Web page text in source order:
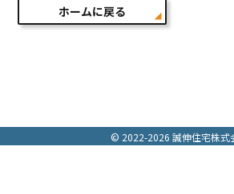
ホームに戻る
© 2022-2026 誠伸住宅株式